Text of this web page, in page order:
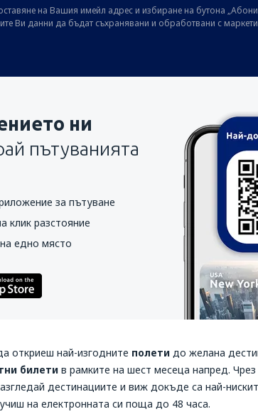
на Вашия имейл адрес и избиране на бутона
Ви данни да бъдат съхранявани и обработвани с
ни
пътуванията
за пътуване
клик разстояние
едно място
откриеш най-изгодните полети до желана
билети в рамките на шест месеца напред.
дестинациите и виж докъде са най-
на електронната си поща до 48 часа.